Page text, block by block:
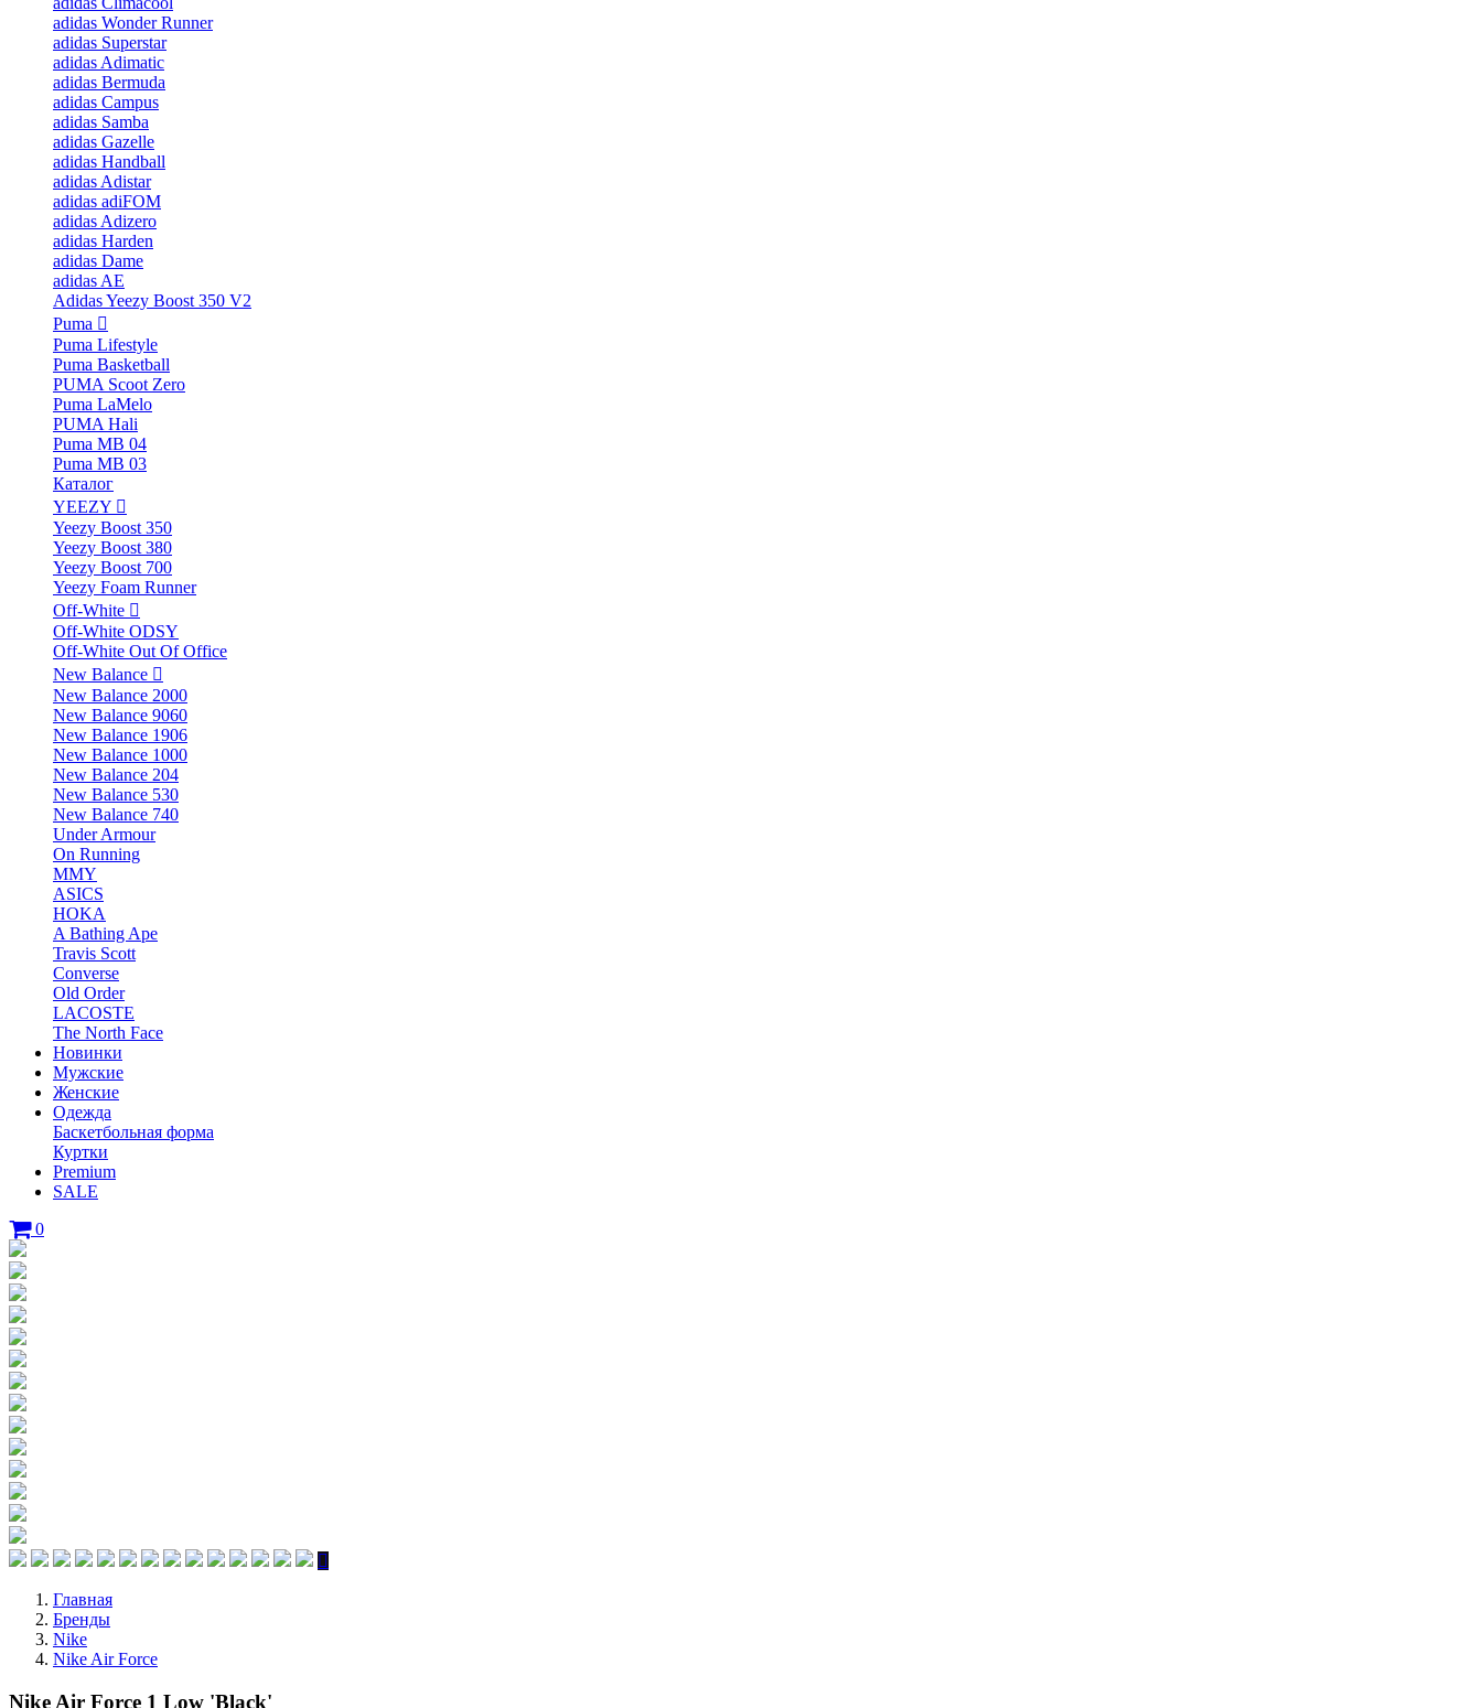
adidas Wonder Runner
adidas Superstar
adidas Adimatic
adidas Bermuda
adidas Campus
adidas Samba
adidas Gazelle
adidas Handball
adidas Adistar
adidas adiFOM
adidas Adizero
adidas Harden
adidas Dame
adidas AE
Adidas Yeezy Boost 350 V2
Puma
Puma Lifestyle
Puma Basketball
PUMA Scoot Zero
Puma LaMelo
PUMA Hali
Puma MB 04
Puma MB 03
Каталог
YEEZY
Yeezy Boost 350
Yeezy Boost 380
Yeezy Boost 700
Yeezy Foam Runner
Off-White
Off-White ODSY
Off-White Out Of Office
New Balance
New Balance 2000
New Balance 9060
New Balance 1906
New Balance 1000
New Balance 204
New Balance 530
New Balance 740
Under Armour
On Running
MMY
ASICS
HOKA
A Bathing Ape
Travis Scott
Converse
Old Order
LACOSTE
The North Face
Новинки
Мужские
Женские
Одежда
Баскетбольная форма
Куртки
Premium
SALE
0
Главная
Бренды
Nike
Nike Air Force
Nike Air Force 1 Low 'Black'